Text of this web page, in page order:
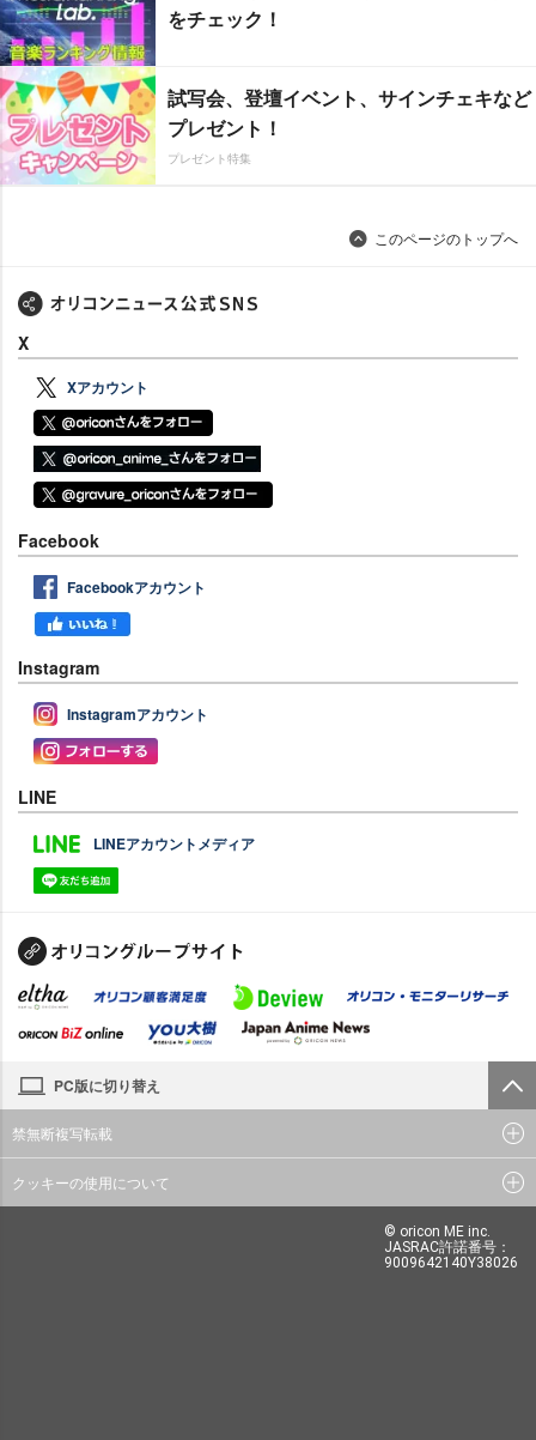
をチェック！
試写会、登壇イベント、サインチェキなど
プレゼント！
プレゼント特集
このページのトップへ
X
Xアカウント
Facebook
Facebookアカウント
Instagram
Instagramアカウント
LINE
LINEアカウントメディア
PC版に切り替え
禁無断複写転載
クッキーの使用について
© oricon ME inc.
JASRAC許諾番号：
9009642140Y38026